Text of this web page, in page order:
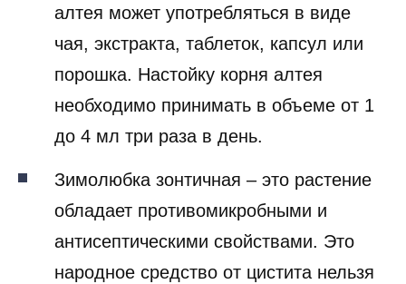
алтея может употребляться в виде
чая, экстракта, таблеток, капсул или
порошка. Настойку корня алтея
необходимо принимать в объеме от 1
до 4 мл три раза в день.
Зимолюбка зонтичная – это растение
обладает противомикробными и
антисептическими свойствами. Это
народное средство от цистита нельзя